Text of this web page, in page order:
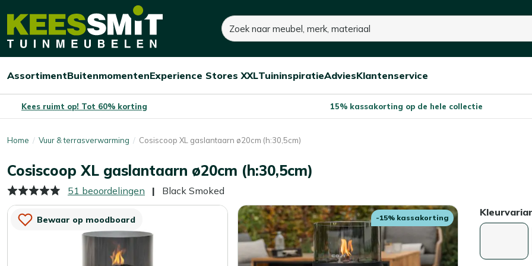
Kees
Tuinmeubelen
Zoeken
Open/sluit
Assortiment
Open/sluit
Buitenmomenten
Open/sluit
Experience Stores XXL
Open/sluit
Tuininspiratie
Open/sluit
Advies
Open/sluit
Klantenservice
Kees ruimt op! Tot 60% korting 15% kassakorting op de hele collectie
Home Vuur & terrasverwarming Cosiscoop XL gaslantaarn ø20cm (h:30,5cm)
Cosiscoop XL gaslantaarn ø20cm (h:30,5cm)
Black Smoked
51 beoordelingen
Bewaar op moodboard -15% kassakorting
80,-